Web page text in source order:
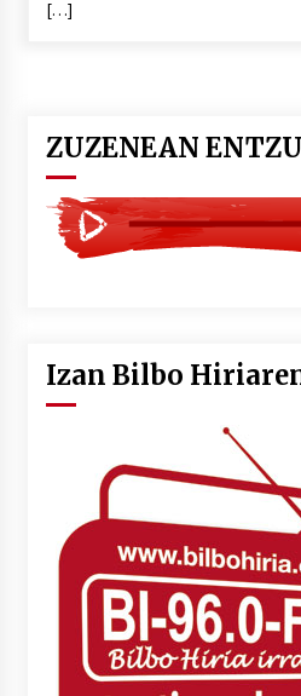
da
2026/07/07
2026/07/03
SOINUGELA:
lan berriak
2026/07/03
MUSIBLA #297:
Tiga, Twisted
2026/07/02
[…]
ZUZENEAN
Izan Bilbo